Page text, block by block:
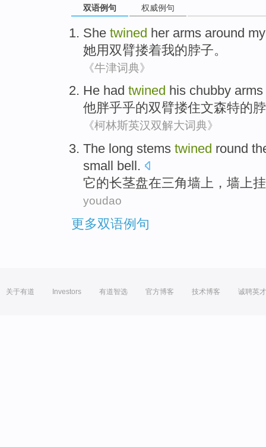
双语例句 权威例句
She twined her arms around my
她用 双臂搂着我的脖子。
《牛津词典》
He had twined his chubby arms
他胖乎乎的双臂搂住文森特的
《柯林斯英汉双解大词典》
The long stems twined round
small bell.
它的长茎盘在三角墙上，墙上
youdao
更多双语例句
关于有道 Investors 有道智选 官方博客 技术博客 诚聘英才